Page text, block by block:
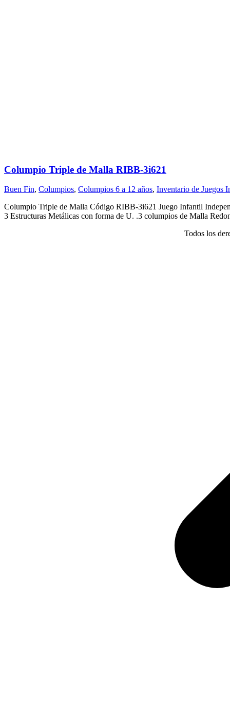
Columpio Triple de Malla RIBB-3i621
Buen Fin, Columpios, Columpios 6 a 12 años, Inventario de Juegos
Columpio Triple de Malla Código RIBB-3i621 Juego Infantil
3 Estructuras Metálicas con forma de U. .3 columpios de Malla
Todos los